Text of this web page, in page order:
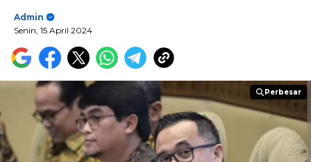
Admin
Senin, 15 April 2024
Perbesar
Perbesar